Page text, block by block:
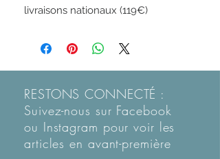
livraisons nationaux (119€)
RESTONS CONNECTÉ :
Suivez-nous sur Facebook
ou Instagram pour voir les
articles en avant-première